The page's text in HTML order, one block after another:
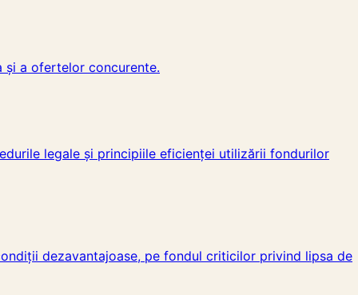
și a ofertelor concurente.
legale și principiile eficienței utilizării fondurilor
dezavantajoase, pe fondul criticilor privind lipsa de